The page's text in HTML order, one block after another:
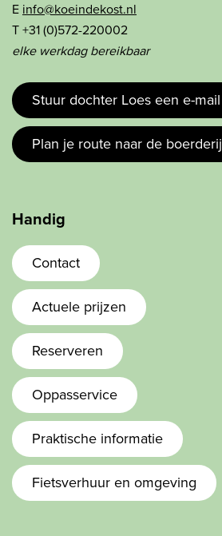
E info@koeindekost.nl
T +31 (0)572-220002
elke werkdag bereikbaar
Stuur dochter Loes een e-mail
Plan je route naar de boerderij
Handig
Contact
Actuele prijzen
Reserveren
Oppasservice
Praktische informatie
Fietsverhuur en omgeving